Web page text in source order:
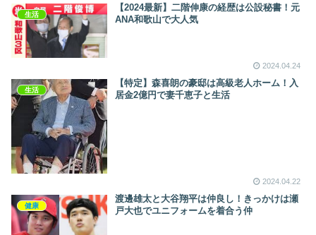
生活
【2024最新】二階伸康の経歴は公設秘書！元
ANA和歌山で大人気
2024.04.24
生活
【特定】森喜朗の豪邸は高級老人ホーム！入
居金2億円で妻千恵子と生活
2024.04.22
健康
渡邊雄太と大谷翔平は仲良し！きっかけは瀬
戸大也でユニフォームを着合う仲